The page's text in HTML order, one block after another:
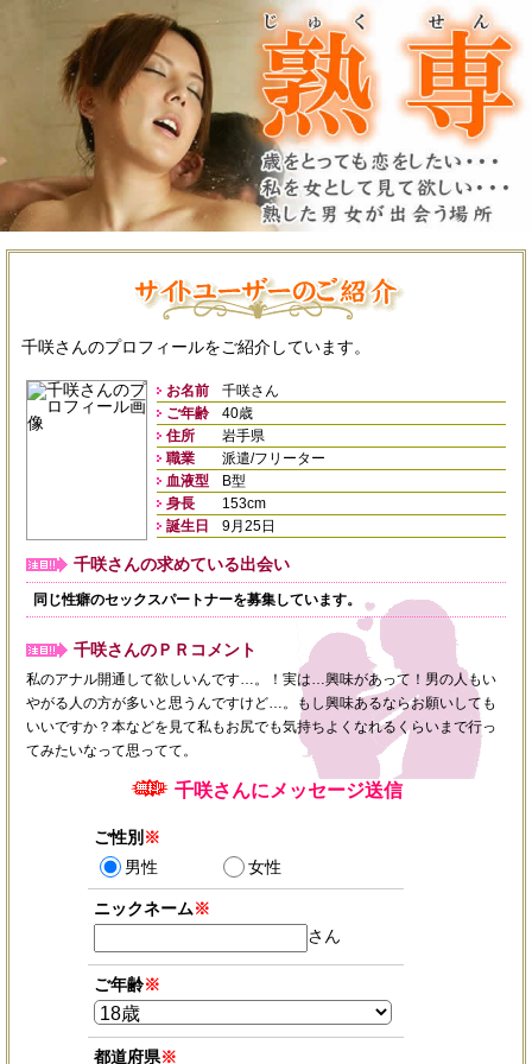
千咲さんのプロフィールをご紹介しています。
お名前
千咲さん
ご年齢
40歳
住所
岩手県
職業
派遣/フリーター
血液型
B型
身長
153cm
誕生日
9月25日
千咲さんの求めている出会い
同じ性癖のセックスパートナーを募集しています。
千咲さんのＰＲコメント
私のアナル開通して欲しいんです…。！実は…興味があって！男の人もい
やがる人の方が多いと思うんですけど…。もし興味あるならお願いしても
いいですか？本などを見て私もお尻でも気持ちよくなれるくらいまで行っ
てみたいなって思ってて。
千咲さんにメッセージ送信